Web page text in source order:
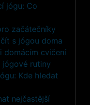
jógu: Co
začátečníky
s jógou doma
domácím cvičení
rutiny
Kde hledat
nejčastější